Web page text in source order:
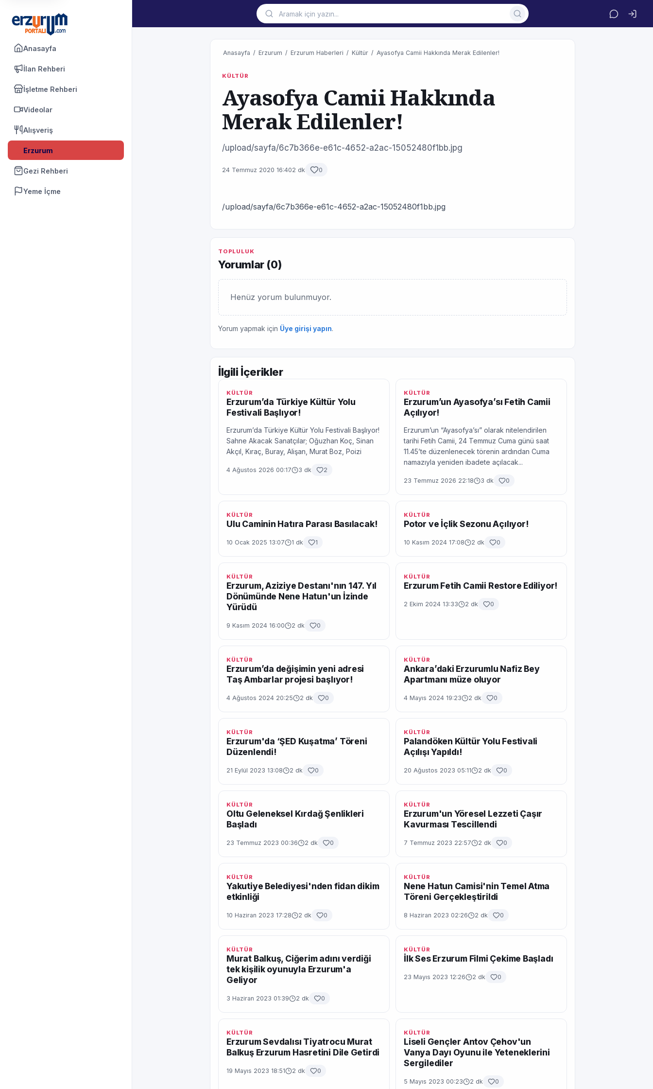
Anasayfa
İlan Rehberi
İşletme Rehberi
Videolar
Alışveriş
Erzurum
Gezi Rehberi
Yeme İçme
Anasayfa / Erzurum / Erzurum Haberleri / Kültür / Ayasofya Camii Hakkında Merak Edilenler!
KÜLTÜR
Ayasofya Camii Hakkında
Merak Edilenler!
/upload/sayfa/6c7b366e-e61c-4652-a2ac-15052480f1bb.jpg
24 Temmuz 2020 16:402 dk 0
/upload/sayfa/6c7b366e-e61c-4652-a2ac-15052480f1bb.jpg
TOPLULUK
Yorumlar (0)
Henüz yorum bulunmuyor.
Yorum yapmak için Üye girişi yapın.
İlgili İçerikler
KÜLTÜR
Erzurum’da Türkiye Kültür Yolu
Festivali Başlıyor!
Erzurum’da Türkiye Kültür Yolu Festivali Başlıyor!
Sahne Akacak Sanatçılar; Oğuzhan Koç, Sinan
Akçıl, Kıraç, Buray, Alişan, Murat Boz, Poizi
4 Ağustos 2026 00:17 3 dk 2
KÜLTÜR
Erzurum’un Ayasofya’sı Fetih Camii
Açılıyor!
Erzurum’un “Ayasofya’sı” olarak nitelendirilen
tarihi Fetih Camii, 24 Temmuz Cuma günü saat
11.45’te düzenlenecek törenin ardından Cuma
namazıyla yeniden ibadete açılacak...
23 Temmuz 2026 22:18 3 dk 0
KÜLTÜR
Ulu Caminin Hatıra Parası Basılacak!
10 Ocak 2025 13:07 1 dk 1
KÜLTÜR
Potor ve İçlik Sezonu Açılıyor!
10 Kasım 2024 17:08 2 dk 0
KÜLTÜR
Erzurum, Aziziye Destanı'nın 147. Yıl
Dönümünde Nene Hatun'un İzinde
Yürüdü
9 Kasım 2024 16:00 2 dk 0
KÜLTÜR
Erzurum Fetih Camii Restore Ediliyor!
2 Ekim 2024 13:33 2 dk 0
KÜLTÜR
Erzurum’da değişimin yeni adresi
Taş Ambarlar projesi başlıyor!
4 Ağustos 2024 20:25 2 dk 0
KÜLTÜR
Ankara’daki Erzurumlu Nafiz Bey
Apartmanı müze oluyor
4 Mayıs 2024 19:23 2 dk 0
KÜLTÜR
Erzurum'da ‘ŞED Kuşatma’ Töreni
Düzenlendi!
21 Eylül 2023 13:08 2 dk 0
KÜLTÜR
Palandöken Kültür Yolu Festivali
Açılışı Yapıldı!
20 Ağustos 2023 05:11 2 dk 0
KÜLTÜR
Oltu Geleneksel Kırdağ Şenlikleri
Başladı
23 Temmuz 2023 00:36 2 dk 0
KÜLTÜR
Erzurum'un Yöresel Lezzeti Çaşır
Kavurması Tescillendi
7 Temmuz 2023 22:57 2 dk 0
KÜLTÜR
Yakutiye Belediyesi'nden fidan dikim
etkinliği
10 Haziran 2023 17:28 2 dk 0
KÜLTÜR
Nene Hatun Camisi'nin Temel Atma
Töreni Gerçekleştirildi
8 Haziran 2023 02:26 2 dk 0
KÜLTÜR
Murat Balkuş, Ciğerim adını verdiği
tek kişilik oyunuyla Erzurum'a
Geliyor
3 Haziran 2023 01:39 2 dk 0
KÜLTÜR
İlk Ses Erzurum Filmi Çekime Başladı
23 Mayıs 2023 12:26 2 dk 0
KÜLTÜR
Erzurum Sevdalısı Tiyatrocu Murat
Balkuş Erzurum Hasretini Dile Getirdi
19 Mayıs 2023 18:51 2 dk 0
KÜLTÜR
Liseli Gençler Antov Çehov'un
Vanya Dayı Oyunu ile Yeteneklerini
Sergilediler
5 Mayıs 2023 00:23 2 dk 0